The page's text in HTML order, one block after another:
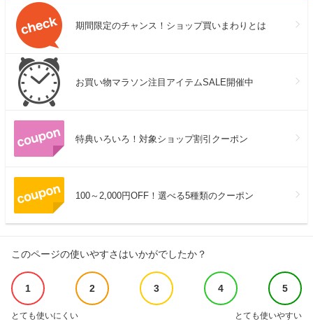
期間限定のチャンス！ショップ買いまわりとは
お買い物マラソン注目アイテムSALE開催中
特典いろいろ！対象ショップ割引クーポン
100～2,000円OFF！選べる5種類のクーポン
このページの使いやすさはいかがでしたか？
1 2 3 4 5
とても使いにくい とても使いやすい